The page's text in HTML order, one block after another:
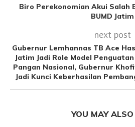
Biro Perekonomian Akui Salah
BUMD Jatim
next post
Gubernur Lemhannas TB Ace
Jatim Jadi Role Model
Pangan Nasional, Gubernur
Jadi Kunci Keberhasilan
YOU MAY